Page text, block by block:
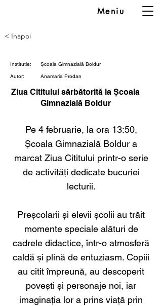
Meniu
< Inapoi
Instituție:
Școala Gimnazială Boldur
Autor:
Anamaria Prodan
Ziua Cititului sărbătorită la Școala
Gimnazială Boldur
Pe 4 februarie, la ora 13:50,
Școala Gimnazială Boldur a
marcat Ziua Cititului printr-o serie
de activități dedicate bucuriei
lecturii.
Preșcolarii și elevii școlii au trăit
momente speciale alături de
cadrele didactice, într-o atmosferă
caldă și plină de entuziasm. Copiii
au citit împreună, au descoperit
povești și personaje noi, iar
imaginația lor a prins viață prin